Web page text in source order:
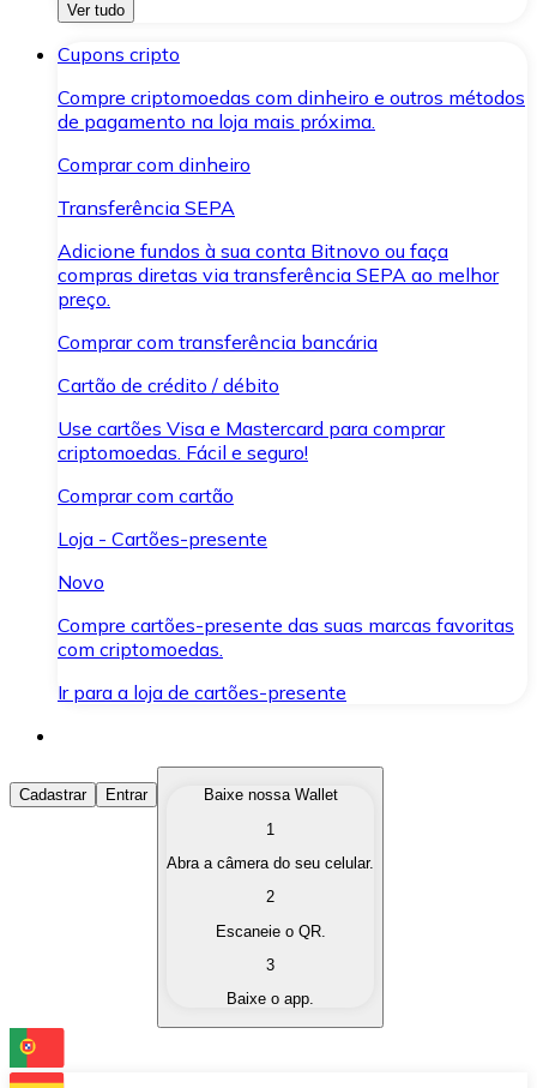
Ver tudo
Cupons cripto
Compre criptomoedas com dinheiro e outros métodos
de pagamento na loja mais próxima.
Comprar com dinheiro
Transferência SEPA
Adicione fundos à sua conta Bitnovo ou faça
compras diretas via transferência SEPA ao melhor
preço.
Comprar com transferência bancária
Cartão de crédito / débito
Use cartões Visa e Mastercard para comprar
criptomoedas. Fácil e seguro!
Comprar com cartão
Loja - Cartões-presente
Novo
Compre cartões-presente das suas marcas favoritas
com criptomoedas.
Ir para a loja de cartões-presente
Comprar Criptomoedas
Compre as criptomoedas de seu interesse de forma
Converta suas criptomoedas em moeda fiduciária
Troque uma criptomoeda por outra
Cadastrar Entrar
Baixe nossa Wallet
1
Abra a câmera do seu celular.
2
Escaneie o QR.
3
Baixe o app.